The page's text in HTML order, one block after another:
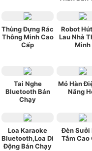
Thùng Đựng Rác
Thông Minh Cao
Cấp
Robot
Lau Nhà
Minh
Tai Nghe
Bluetooth Bán
Chạy
Mỏ Hàn
Năng
Loa Karaoke
Bluetooth,Loa Di
Động Bán Chạy
Đèn Sưởi
Tắm Cao